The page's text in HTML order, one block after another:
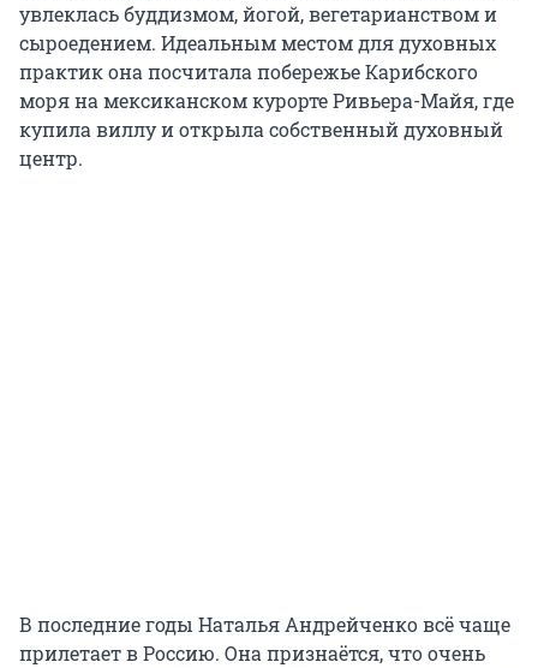
увлеклась буддизмом, йогой, вегетарианством и
сыроедением. Идеальным местом для духовных
практик она посчитала побережье Карибского
моря на мексиканском курорте Ривьера-Майя, где
купила виллу и открыла собственный духовный
центр.
В последние годы Наталья Андрейченко всё чаще
прилетает в Россию. Она признаётся, что очень